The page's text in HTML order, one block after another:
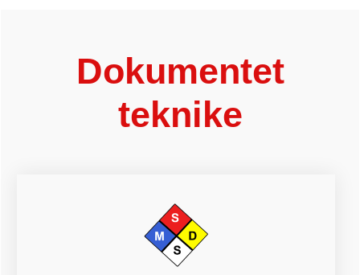
Dokumentet
teknike